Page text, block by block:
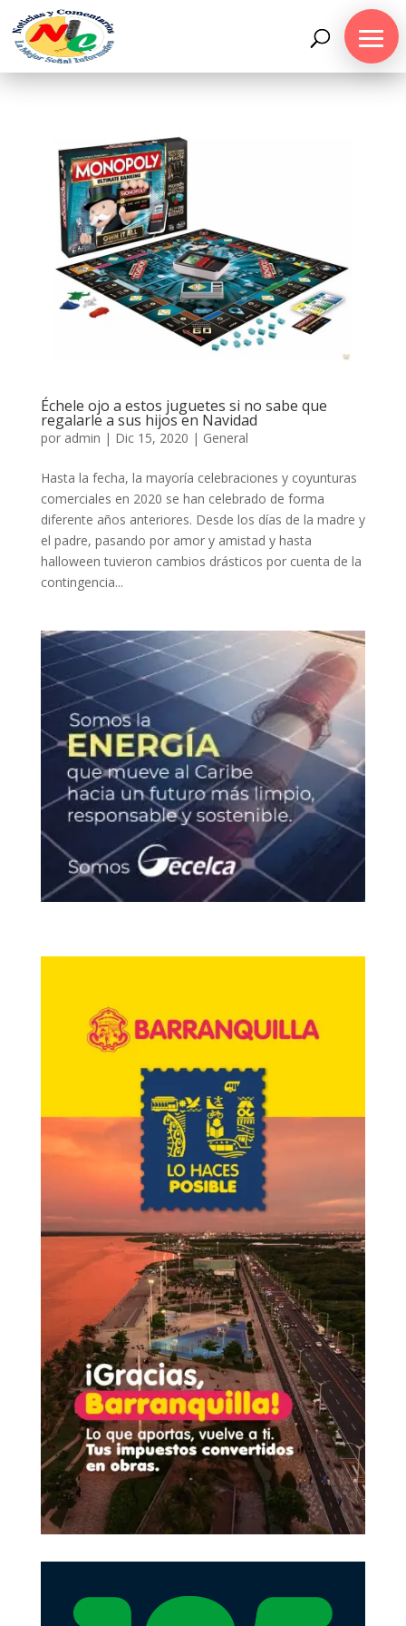
Échele ojo a estos juguetes si no sabe que
regalarle a sus hijos en Navidad
por admin | Dic 15, 2020 | General
Hasta la fecha, la mayoría celebraciones y coyunturas
comerciales en 2020 se han celebrado de forma
diferente años anteriores. Desde los días de la madre y
el padre, pasando por amor y amistad y hasta
halloween tuvieron cambios drásticos por cuenta de la
contingencia...